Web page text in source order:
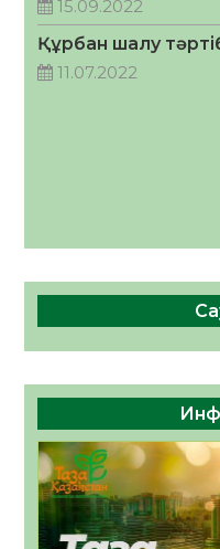
05.08.2026
15.09.2022
Құрбан шалу
11.07.2022